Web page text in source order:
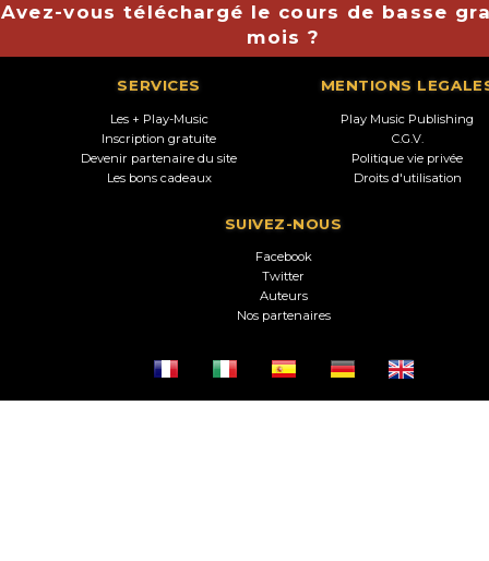
Avez-vous téléchargé le cours de basse
mois ?
SERVICES
Les + Play-Music
Inscription gratuite
Devenir partenaire du site
Les bons cadeaux
MENTIONS
Play Music Publishing
C.G.V.
Politique vie privée
Droits d'utilisation
SUIVEZ-NOUS
Facebook
Twitter
Auteurs
Nos partenaires